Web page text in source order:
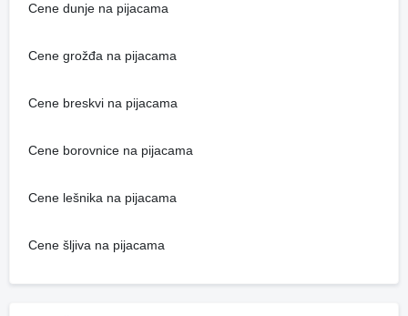
Cene dunje na pijacama
Cene grožđa na pijacama
Cene breskvi na pijacama
Cene borovnice na pijacama
Cene lešnika na pijacama
Cene šljiva na pijacama